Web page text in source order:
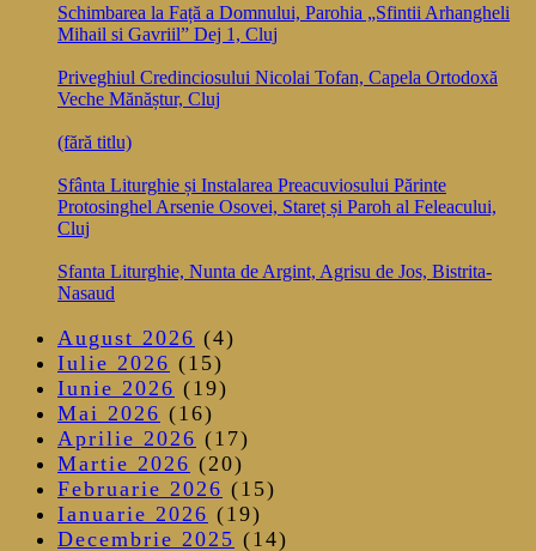
Schimbarea la Față a Domnului, Parohia „Sfintii Arhangheli
Mihail si Gavriil” Dej 1, Cluj
Priveghiul Credinciosului Nicolai Tofan, Capela Ortodoxă
Veche Mănăștur, Cluj
(fără titlu)
Sfânta Liturghie și Instalarea Preacuviosului Părinte
Protosinghel Arsenie Osovei, Stareț și Paroh al Feleacului,
Cluj
Sfanta Liturghie, Nunta de Argint, Agrisu de Jos, Bistrita-
Nasaud
August 2026 (4)
Iulie 2026 (15)
Iunie 2026 (19)
Mai 2026 (16)
Aprilie 2026 (17)
Martie 2026 (20)
Februarie 2026 (15)
Ianuarie 2026 (19)
Decembrie 2025 (14)